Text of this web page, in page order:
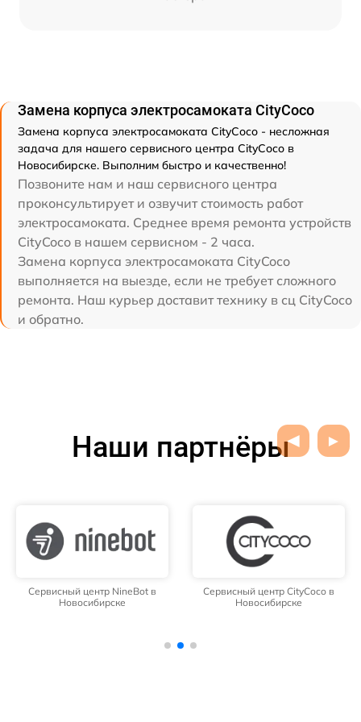
Замена корпуса электросамоката CityCoco
Замена корпуса электросамоката CityCoco - несложная
задача для нашего сервисного центра CityCoco в
Новосибирске. Выполним быстро и качественно!
Позвоните нам и наш сервисного центра
проконсультирует и озвучит стоимость работ
электросамоката. Среднее время ремонта устройств
CityCoco в нашем сервисном - 2 часа.
Замена корпуса электросамоката CityCoco
выполняется на выезде, если не требует сложного
ремонта. Наш курьер доставит технику в сц CityCoco
и обратно.
Наши партнёры
Сервисный центр NineBot в
Новосибирске
Сервисный центр CityCoco в
Новосибирске